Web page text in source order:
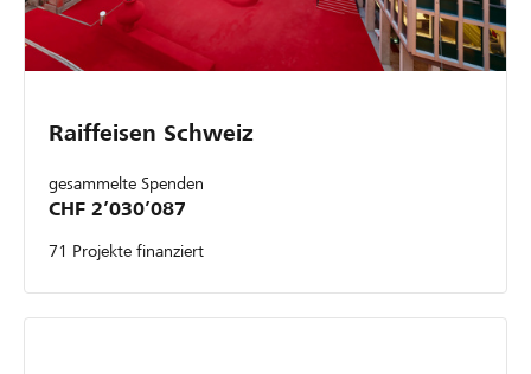
Raiffeisen Schweiz
gesammelte Spenden
CHF 2’030’087
71 Projekte finanziert